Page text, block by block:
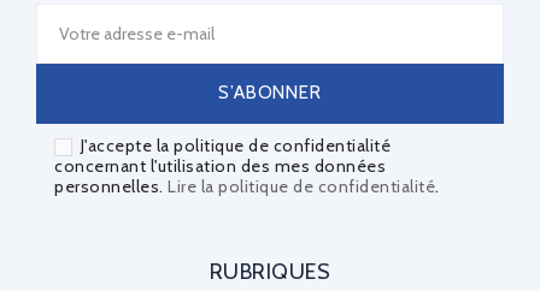
J'accepte la politique de confidentialité
concernant l'utilisation des mes données
personnelles. Lire la politique de confidentialité.
RUBRIQUES